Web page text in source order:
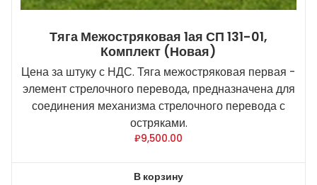
Тяга Межостряковая 1ая СП 131-01,
Комплект (новая)
Цена за штуку с НДС. Тяга межостряковая первая -
элемент стрелочного перевода, предназначена для
соединения механизма стрелочного перевода с
остряками.
₽9,500.00
В корзину